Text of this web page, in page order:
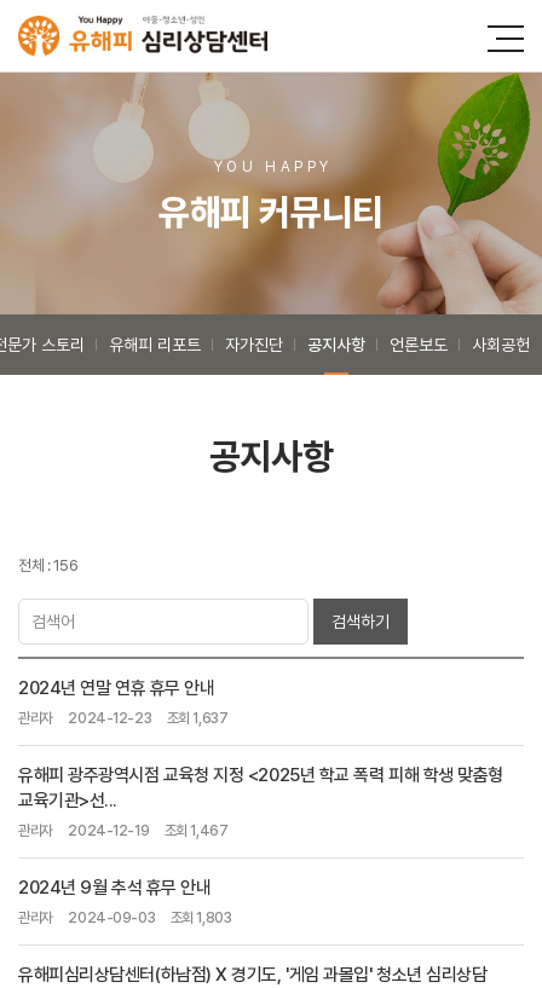
YOU HAPPY
유해피 커뮤니티
문가 스토리 유해피 리포트 자가진단 공지사항 언론보도 사회공헌
공지사항
전체 : 156
검색하기
2024년 연말 연휴 휴무 안내
관리자 2024-12-23 조회 1,637
유해피 광주광역시점 교육청 지정 <2025년 학교 폭력 피해 학생 맞춤형
교육기관>선...
관리자 2024-12-19 조회 1,467
2024년 9월 추석 휴무 안내
관리자 2024-09-03 조회 1,803
유해피심리상담센터(하남점) X 경기도, '게임 과몰입' 청소년 심리상담